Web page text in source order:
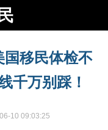
国移民体检不
千万别踩！
10 09:03:25